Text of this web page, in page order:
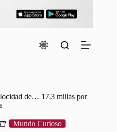
de… 17.3 millas por
Mundo Curioso